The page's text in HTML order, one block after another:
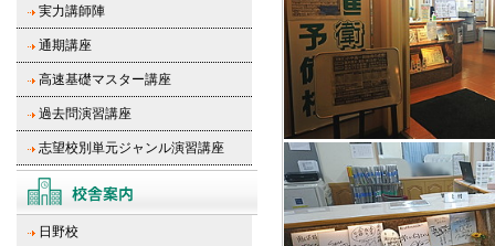
実力講師陣
通期講座
高速基礎マスター講座
過去問演習講座
志望校別単元ジャンル演習講座
日野校